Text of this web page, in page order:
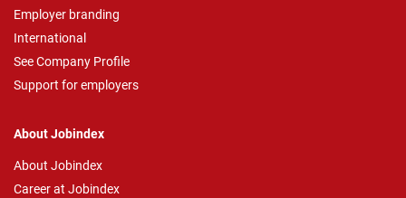
Employer branding
International
See Company Profile
Support for employers
About Jobindex
About Jobindex
Career at Jobindex